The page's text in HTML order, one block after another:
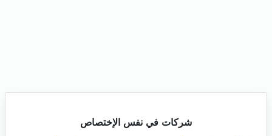
شركات في نفس الإختصاص